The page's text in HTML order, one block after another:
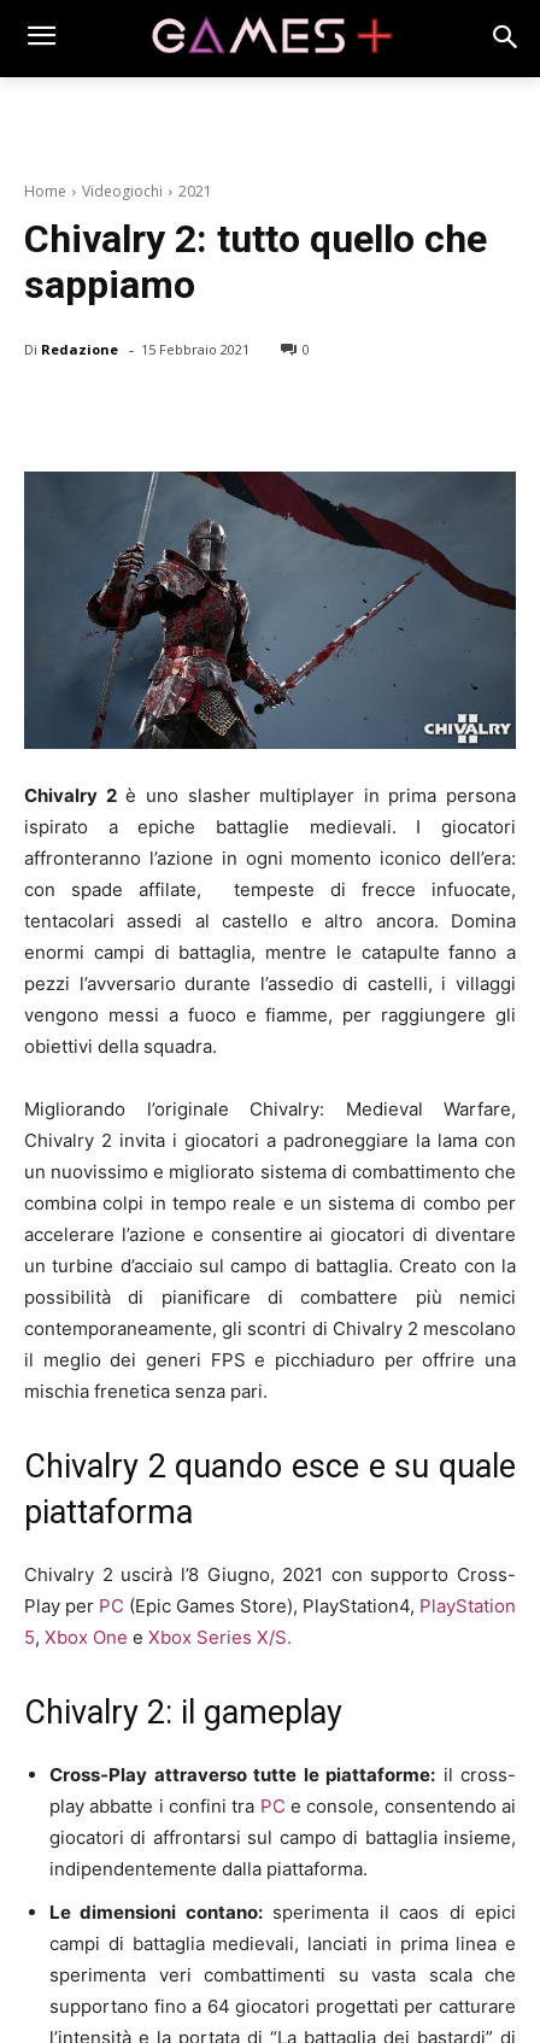
Home Videogiochi 2021
Chivalry 2: tutto quello che
sappiamo
Di Redazione - 15 Febbraio 2021 0
Chivalry 2è uno slasher multiplayer in prima persona
ispirato a epiche battaglie medievali. I giocatori
affronteranno l’azione in ogni momento iconico dell’era:
con spade affilate, tempeste di frecce infuocate,
tentacolari assedi al castello e altro ancora. Domina
enormi campi di battaglia, mentre le catapulte fanno a
pezzi l’avversario durante l’assedio di castelli, i villaggi
vengono messi a fuoco e fiamme, per raggiungere gli
obiettivi della squadra.
Migliorando l’originale Chivalry: Medieval Warfare,
Chivalry 2 invita i giocatori a padroneggiare la lama con
un nuovissimo e migliorato sistema di combattimento che
combina colpi in tempo reale e un sistema di combo per
accelerare l’azione e consentire ai giocatori di diventare
un turbine d’acciaio sul campo di battaglia. Creato con la
possibilità di pianificare di combattere più nemici
contemporaneamente, gli scontri di Chivalry 2 mescolano
il meglio dei generi FPS e picchiaduro per offrire una
mischia frenetica senza pari.
Chivalry 2 quando esce e su quale
piattaforma
Chivalry 2 uscirà l’8 Giugno, 2021 con supporto Cross-
Play per PC (Epic Games Store), PlayStation4, PlayStation
5, Xbox One e Xbox Series X/S.
Chivalry 2: il gameplay
Cross-Play attraverso tutte le piattaforme: il cross-
play abbatte i confini tra PC e console, consentendo ai
giocatori di affrontarsi sul campo di battaglia insieme,
indipendentemente dalla piattaforma.
Le dimensioni contano:sperimenta il caos di epici
campi di battaglia medievali, lanciati in prima linea e
sperimenta veri combattimenti su vasta scala che
supportano fino a 64 giocatori progettati per catturare
l’intensità e la portata di “La battaglia dei bastardi” di